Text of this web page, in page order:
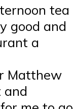
tea
good and
a
Matthew
and